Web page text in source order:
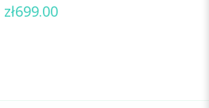
out
zł699.00